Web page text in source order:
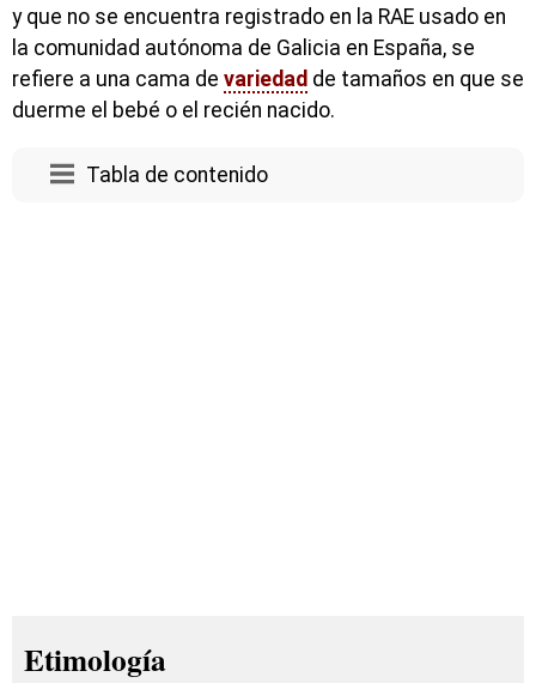
y que no se encuentra registrado en la RAE usado en
la comunidad autónoma de Galicia en España, se
refiere a una cama de variedad de tamaños en que se
duerme el bebé o el recién nacido.
Tabla de contenido
Etimología